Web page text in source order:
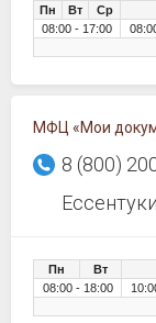
Пн Вт Ср
08:00 - 17:00
МФЦ «Мои
8 (800)
Ессентуки
Пн Вт
08:00 - 18:00